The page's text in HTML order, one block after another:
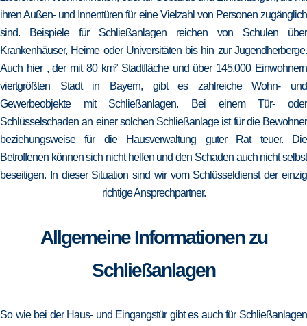
ihren Außen- und Innentüren für eine Vielzahl von Personen zugänglich
sind. Beispiele für Schließanlagen reichen von Schulen über
Krankenhäuser, Heime oder Universitäten bis hin zur Jugendherberge.
Auch hier , der mit 80 km² Stadtfläche und über 145.000 Einwohnern
viertgrößten Stadt in Bayern, gibt es zahlreiche Wohn- und
Gewerbeobjekte mit Schließanlagen. Bei einem Tür- oder
Schlüsselschaden an einer solchen Schließanlage ist für die Bewohner
beziehungsweise für die Hausverwaltung guter Rat teuer. Die
Betroffenen können sich nicht helfen und den Schaden auch nicht selbst
beseitigen. In dieser Situation sind wir vom Schlüsseldienst der einzig
richtige Ansprechpartner.
Allgemeine Informationen zu
Schließanlagen
So wie bei der Haus- und Eingangstür gibt es auch für Schließanlagen